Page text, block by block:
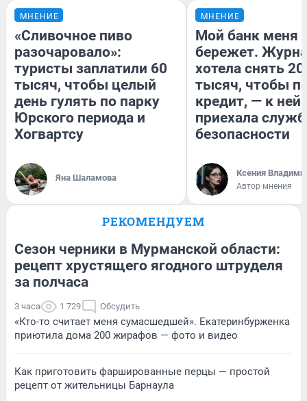
МНЕНИЕ
«Сливочное пиво
разочаровало»:
туристы заплатили 60
тысяч, чтобы целый
день гулять по парку
Юрского периода и
Хогвартсу
Яна Шаламова
МНЕНИЕ
Мой банк меня
бережет.
хотела снять
тысяч, чтобы
кредит, — к
приехала
безопасности
Ксения
Автор мнения
РЕКОМЕНДУЕМ
Сезон черники в Мурманской области:
рецепт хрустящего ягодного штруделя
за полчаса
3 часа 1 729 Обсудить
«Кто-то считает меня сумасшедшей». Екатеринбурженка
приютила дома 200 жирафов — фото и видео
Как приготовить фаршированные перцы — простой
рецепт от жительницы Барнаула